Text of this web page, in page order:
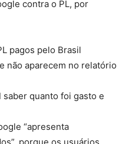
contra o PL, por
pagos pelo Brasil
não aparecem no relatório
quanto foi gasto e
“apresenta